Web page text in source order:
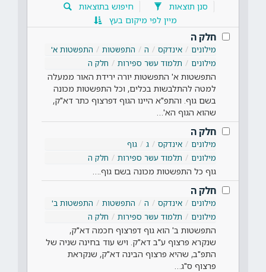
סנן תוצאות
חיפוש בתוצאות
מיין לפי מיקום בעץ
חלק ה
מילונים אינדקס ה התפשטות
התפשטות א'
מילונים
תלמוד עשר ספירות חלק ה
התפשטות א' התפשטות יורה ירידת האור ממעלה
למטה להתלבשות בכלים, וכל התפשטות מכונה
בשם גוף. והתפ"א היינו הגוף דפרצוף כתר דא"ק,
שהוא הגוף הא'…
חלק ה
מילונים אינדקס ג
גוף
מילונים
תלמוד עשר ספירות חלק ה
גוף כל התפשטות מכונה בשם גוף.…
חלק ה
מילונים אינדקס ה התפשטות
התפשטות ב'
מילונים
תלמוד עשר ספירות חלק ה
התפשטות ב' הוא גוף דפרצוף חכמה דא"ק,
שנקרא פרצוף ע"ב דא"ק. ויש עוד בחינה שניה של
התפ"ב, שהיא פרצוף הבינה דא"ק, שנקראת
פרצוף ס"ג…